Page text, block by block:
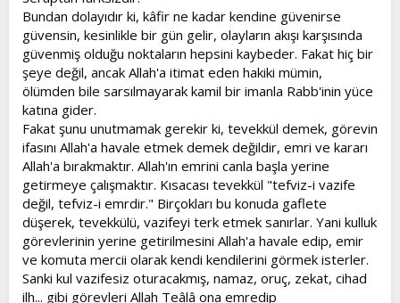
Bundan dolayıdır ki, kâfir ne kadar kendine güvenirse
güvensin, kesinlikle bir gün gelir, olayların akışı karşısında
güvenmiş olduğu noktaların hepsini kaybeder. Fakat hiç bir
şeye değil, ancak Allah'a itimat eden hakiki mümin,
ölümden bile sarsılmayarak kamil bir imanla Rabb'inin yüce
katına gider.
Fakat şunu unutmamak gerekir ki, tevekkül demek, görevin
ifasını Allah'a havale etmek demek değildir, emri ve kararı
Allah'a bırakmaktır. Allah'ın emrini canla başla yerine
getirmeye çalışmaktır. Kısacası tevekkül "tefviz-i vazife
değil, tefviz-i emrdir." Birçokları bu konuda gaflete
düşerek, tevekkülü, vazifeyi terk etmek sanırlar. Yani kulluk
görevlerinin yerine getirilmesini Allah'a havale edip, emir
ve komuta mercii olarak kendi kendilerini görmek isterler.
Sanki kul vazifesiz oturacakmış, namaz, oruç, zekat, cihad
ilh... gibi görevleri Allah Teâlâ ona emredip